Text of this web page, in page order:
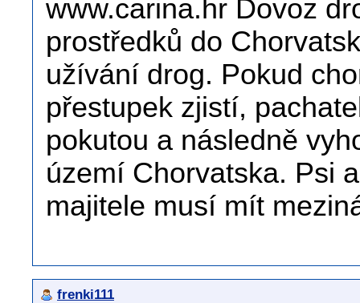
www.carina.hr Dovoz
prostředků do
užívání drog. Pokud
přestupek zjistí,
pokutou a následně
území Chorvatska. Psi
majitele musí mít
frenki111